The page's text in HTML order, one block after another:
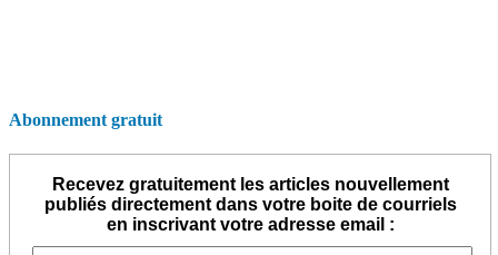
Abonnement gratuit
Recevez gratuitement les articles nouvellement
publiés directement dans votre boite de courriels
en inscrivant votre adresse email :